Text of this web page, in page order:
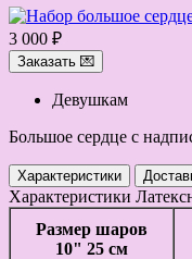
3 000 ₽
Заказать 💌
Девушкам
Большое сердце с
Характеристики
Характеристики
Размер шаров
10" 25 см